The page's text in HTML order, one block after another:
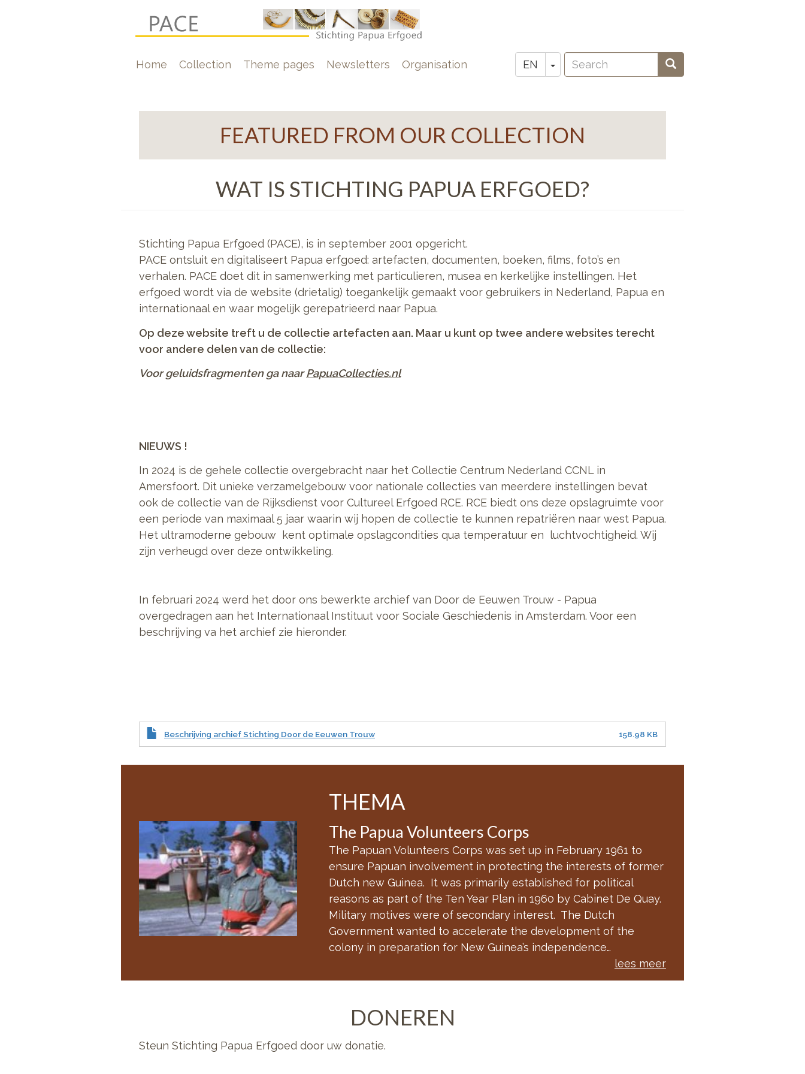
EN Toggle Dropdown
Zoeken
Search Search
Hoofdnavigatie
Home Collection Theme pages Newsletters Organisation
FEATURED FROM OUR COLLECTION
WAT IS STICHTING PAPUA ERFGOED?
Stichting Papua Erfgoed (PACE), is in september 2001 opgericht.
PACE ontsluit en digitaliseert Papua erfgoed: artefacten, documenten, boeken, films, foto’s en
verhalen. PACE doet dit in samenwerking met particulieren, musea en kerkelijke instellingen. Het
erfgoed wordt via de website (drietalig) toegankelijk gemaakt voor gebruikers in Nederland, Papua en
internationaal en waar mogelijk gerepatrieerd naar Papua.
Op deze website treft u de collectie artefacten aan. Maar u kunt op twee andere websites terecht
voor andere delen van de collectie:
Voor geluidsfragmenten ga naarPapuaCollecties.nl
NIEUWS !
In 2024 is de gehele collectie overgebracht naar het Collectie Centrum Nederland CCNL in
Amersfoort. Dit unieke verzamelgebouw voor nationale collecties van meerdere instellingen bevat
ook de collectie van de Rijksdienst voor Cultureel Erfgoed RCE. RCE biedt ons deze opslagruimte voor
een periode van maximaal 5 jaar waarin wij hopen de collectie te kunnen repatriëren naar west Papua.
Het ultramoderne gebouw kent optimale opslagcondities qua temperatuur en luchtvochtigheid. Wij
zijn verheugd over deze ontwikkeling.
In februari 2024 werd het door ons bewerkte archief van Door de Eeuwen Trouw - Papua
overgedragen aan het Internationaal Instituut voor Sociale Geschiedenis in Amsterdam. Voor een
beschrijving va het archief zie hieronder.
Beschrijving archief Stichting Door de Eeuwen Trouw 158.98 KB
THEMA
The Papua Volunteers Corps
The Papuan Volunteers Corps was set up in February 1961 to
ensure Papuan involvement in protecting the interests of former
Dutch new Guinea. It was primarily established for political
reasons as part of the Ten Year Plan in 1960 by Cabinet De Quay.
Military motives were of secondary interest. The Dutch
Government wanted to accelerate the development of the
colony in preparation for New Guinea’s independence…
lees meer
DONEREN
Steun Stichting Papua Erfgoed door uw donatie.